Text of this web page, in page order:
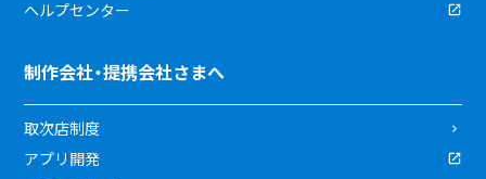
ヘルプセンター
制作会社・提携会社さまへ
取次店制度
アプリ開発